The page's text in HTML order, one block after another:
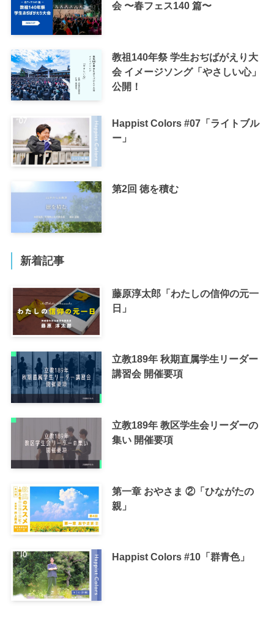
会 〜春フェス140 篇〜
教祖140年祭 学生おぢばがえり大
会 イメージソング「やさしい心」
公開！
Happist Colors #07「ライトブル
ー」
第2回 徳を積む
新着記事
藤原淳太郎「わたしの信仰の元一
日」
立教189年 秋期直属学生リーダー
講習会 開催要項
立教189年 教区学生会リーダーの
集い 開催要項
第一章 おやさま ②「ひながたの
親」
Happist Colors #10「群青色」